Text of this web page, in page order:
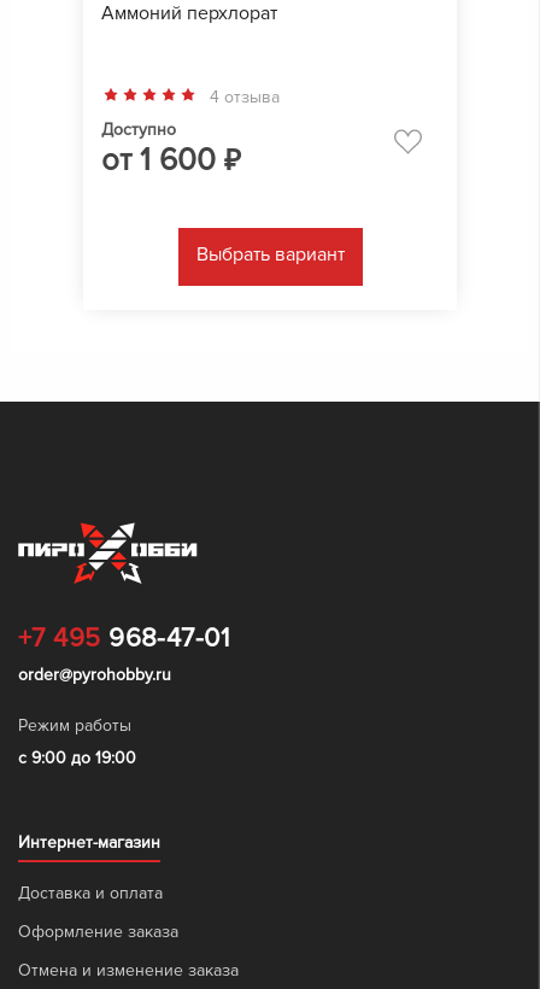
Аммоний перхлорат
4 отзыва
Доступно
от1 600 ₽
Выбрать вариант
+7 495 968-47-01
order@pyrohobby.ru
Режим работы
с 9:00 до 19:00
Интернет-магазин
Доставка и оплата
Оформление заказа
Отмена и изменение заказа